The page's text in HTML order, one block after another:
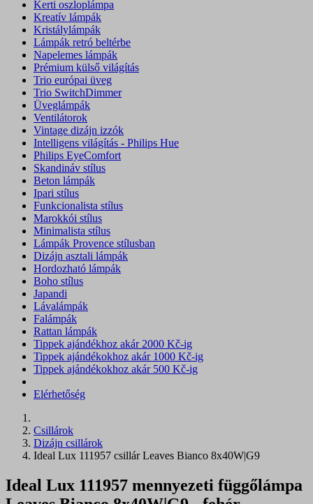
Kerti oszloplámpa
Kreatív lámpák
Kristálylámpák
Lámpák retró beltérbe
Napelemes lámpák
Prémium külső világítás
Trio európai üveg
Trio SwitchDimmer
Üveglámpák
Ventilátorok
Vintage dizájn izzók
Intelligens világítás - Philips Hue
Philips EyeComfort
Skandináv stílus
Beton lámpák
Ipari stílus
Funkcionalista stílus
Marokkói stílus
Minimalista stílus
Lámpák Provence stílusban
Dizájn asztali lámpák
Hordozható lámpák
Boho stílus
Japandi
Lávalámpák
Falámpák
Rattan lámpák
Tippek ajándékhoz akár 2000 Kč-ig
Tippek ajándékokhoz akár 1000 Kč-ig
Tippek ajándékokhoz akár 500 Kč-ig
Elérhetőség
Csillárok
Dizájn csillárok
Ideal Lux 111957 csillár Leaves Bianco 8x40W|G9
Ideal Lux 111957 mennyezeti függőlámpa